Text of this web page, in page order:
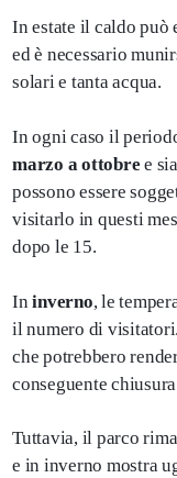
In estate il caldo può
ed è necessario
solari e tanta acqua.
In ogni caso il
marzo a ottobre e
possono essere
visitarlo in questi
dopo le 15.
Ininverno, le
il numero di
che potrebbero
conseguente
Tuttavia, il parco
e in inverno mostra